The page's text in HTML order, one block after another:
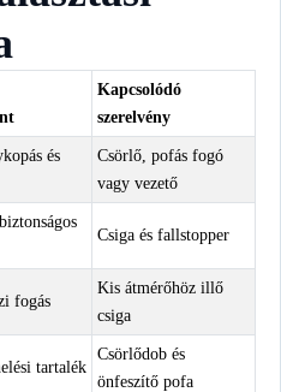
Kapcsolódó
szerelvény
és
Csörlő, pofás fogó
vagy vezető
Csiga és fallstopper
fogás
Kis átmérőhöz illő
csiga
tartalék
Csörlődob és
önfeszítő pofa